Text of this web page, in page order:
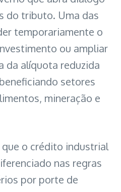
do tributo. Uma das
temporariamente o
ou ampliar
da alíquota reduzida
setores
mineração e
que o crédito industrial
nas regras
por porte de